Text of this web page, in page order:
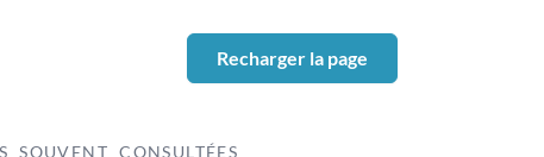
Recharger la page
SOUVENT CONSULTÉES